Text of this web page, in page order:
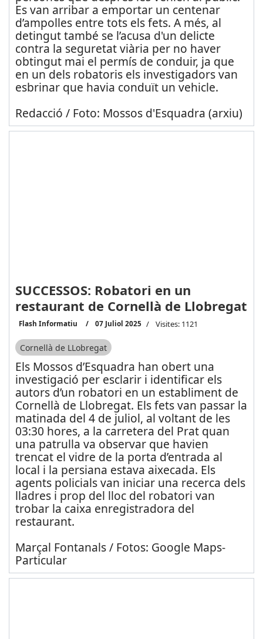
Es van arribar a emportar un centenar
d’ampolles entre tots els fets. A més, al
detingut també se l’acusa d'un delicte
contra la seguretat viària per no haver
obtingut mai el permís de conduir, ja que
en un dels robatoris els investigadors van
esbrinar que havia conduït un vehicle.
Redacció / Foto: Mossos d'Esquadra (arxiu)
SUCCESSOS: Robatori en un
restaurant de Cornellà de Llobregat
Flash Informatiu 07 Juliol 2025 Visites: 1121
Cornellà de LLobregat
Els Mossos d’Esquadra han obert una
investigació per esclarir i identificar els
autors d’un robatori en un establiment de
Cornellà de Llobregat. Els fets van passar la
matinada del 4 de juliol, al voltant de les
03:30 hores, a la carretera del Prat quan
una patrulla va observar que havien
trencat el vidre de la porta d’entrada al
local i la persiana estava aixecada. Els
agents policials van iniciar una recerca dels
lladres i prop del lloc del robatori van
trobar la caixa enregistradora del
restaurant.
Marçal Fontanals / Fotos: Google Maps-
Particular